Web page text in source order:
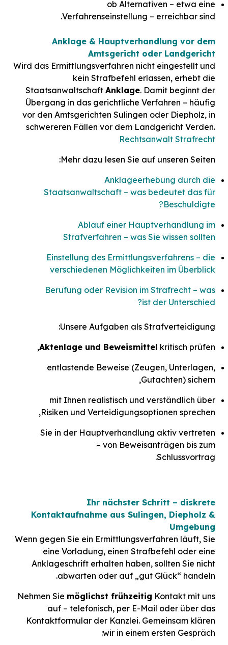
ob Alternativen – etwa eine
Verfahrenseinstellung – erreichbar sind.
Anklage & Hauptverhandlung vor dem
Amtsgericht oder Landgericht
Wird das Ermittlungsverfahren nicht eingestellt und
kein Strafbefehl erlassen, erhebt die
Staatsanwaltschaft Anklage. Damit beginnt der
Übergang in das gerichtliche Verfahren – häufig
vor den Amtsgerichten Sulingen oder Diepholz, in
schwereren Fällen vor dem Landgericht Verden.
Rechtsanwalt Strafrecht
Mehr dazu lesen Sie auf unseren Seiten:
Anklageerhebung durch die
Staatsanwaltschaft – was bedeutet das für
Beschuldigte?
Ablauf einer Hauptverhandlung im
Strafverfahren – was Sie wissen sollten
Einstellung des Ermittlungsverfahrens – die
verschiedenen Möglichkeiten im Überblick
Berufung oder Revision im Strafrecht – was
ist der Unterschied?
Unsere Aufgaben als Strafverteidigung:
Aktenlage und Beweismittel kritisch prüfen,
entlastende Beweise (Zeugen, Unterlagen,
Gutachten) sichern,
mit Ihnen realistisch und verständlich über
Risiken und Verteidigungsoptionen sprechen,
Sie in der Hauptverhandlung aktiv vertreten
– von Beweisanträgen bis zum
Schlussvortrag.
Ihr nächster Schritt – diskrete
Kontaktaufnahme aus Sulingen, Diepholz &
Umgebung
Wenn gegen Sie ein Ermittlungsverfahren läuft, Sie
eine Vorladung, einen Strafbefehl oder eine
Anklageschrift erhalten haben, sollten Sie nicht
abwarten oder auf „gut Glück“ handeln.
Nehmen Sie möglichst frühzeitig Kontakt mit uns
auf – telefonisch, per E-Mail oder über das
Kontaktformular der Kanzlei. Gemeinsam klären
wir in einem ersten Gespräch: